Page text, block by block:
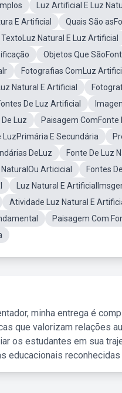
Luz Artificial E Luz
E Artificial
Quais São
TextoLuz Natural E Luz Artificial
Objetos Que
Fotografias ComLuz
Natural E Artificial
De Luz Artificial
Luz
Paisagem ComFonte
LuzPrimária E Secundária
DeLuz
Fonte De Luz
Articicial
Fontes
Luz Natural E
Atividade Luz Natural E
Paisagem Com
minha entrega é
que valorizam relações
os estudantes em sua
educacionais